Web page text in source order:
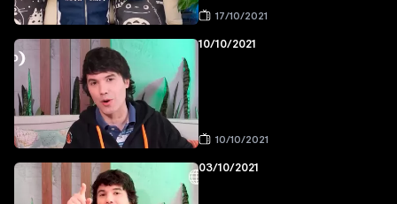
17/10/2021
10/10/2021
10/10/2021
03/10/2021